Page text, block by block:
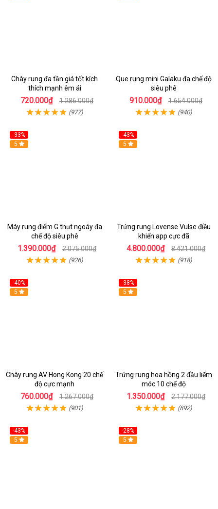
Chày rung đa tần giá tốt kích
thích mạnh êm ái
720.000₫ 1.286.000₫
(977)
Que rung mini Galaku đa chế độ
siêu phê
910.000₫ 1.654.000₫
(940)
-33%
Hot
5
Máy rung điểm G thụt ngoáy đa
chế độ siêu phê
1.390.000₫ 2.075.000₫
(926)
-43%
Hot
5
Trứng rung Lovense Vulse điều
khiển app cực đã
4.800.000₫ 8.421.000₫
(918)
-40%
5
Chày rung AV Hong Kong 20 chế
độ cực mạnh
760.000₫ 1.267.000₫
(901)
-38%
Hot
5
Trứng rung hoa hồng 2 đầu liếm
móc 10 chế độ
1.350.000₫ 2.177.000₫
(892)
-43%
Hot
5
-28%
Hot
5